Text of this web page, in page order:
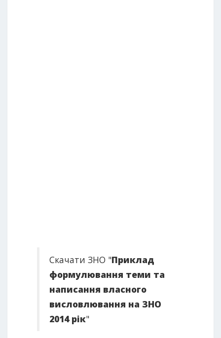
Скачати ЗНО "Приклад
формулювання теми та
написання власного
висловлювання на ЗНО
2014 рік"